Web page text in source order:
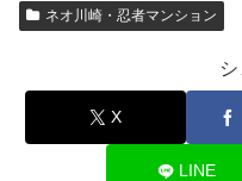
ネオ川崎・忍者マンション
X
LINE